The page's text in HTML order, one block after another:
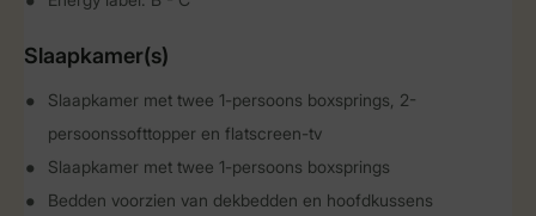
Slaapkamer(s)
Slaapkamer met twee 1-persoons boxsprings, 2-
persoonssofttopper en flatscreen-tv
Slaapkamer met twee 1-persoons boxsprings
Bedden voorzien van dekbedden en hoofdkussens